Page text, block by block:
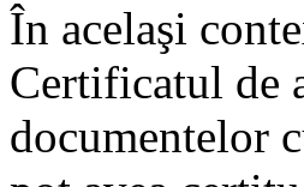
În acelaşi
Certificatul de
documentelor